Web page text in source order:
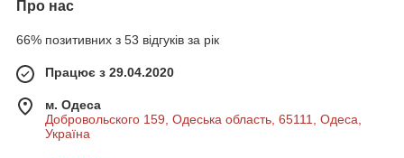
Про нас
66% позитивних з 53 відгуків за рік
Працює з 29.04.2020
м. Одеса
Добровольского 159, Одеська область, 65111, Одеса,
Україна